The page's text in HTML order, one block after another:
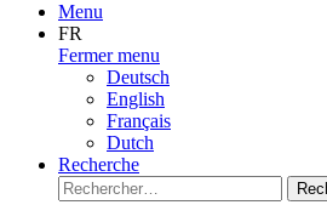
Menu
FR
Fermer menu
Deutsch
English
Français
Dutch
Recherche